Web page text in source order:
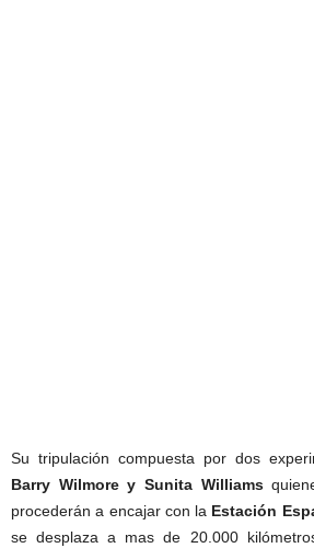
Su tripulación compuesta por dos
Barry Wilmore y Sunita Williams
procederán a encajar con la Estación
se desplaza a mas de 20.000